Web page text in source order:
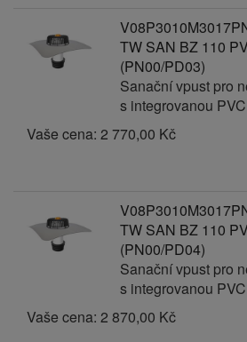
TW SAN BZ 110
(PN00/PD03)
Sanační vpust pro
s integrovanou
Vaše cena: 2 770,00 Kč
TW SAN BZ 110
(PN00/PD04)
Sanační vpust pro
s integrovanou
Vaše cena: 2 870,00 Kč